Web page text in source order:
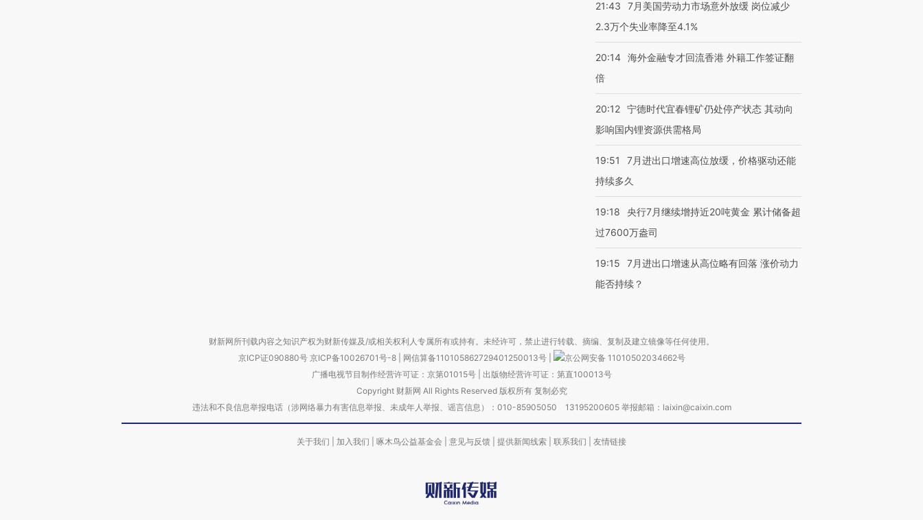
21:43
7月美国劳动力市场意外放缓 岗位减少
2.3万个失业率降至4.1%
20:14 海外金融专才回流香港 外籍工作签证翻
倍
20:12 宁德时代宜春锂矿仍处停产状态 其动向
影响国内锂资源供需格局
19:51
7月进出口增速高位放缓，价格驱动还能
持续多久
19:18
央行7月继续增持近20吨黄金 累计储备超
过7600万盎司
19:15
7月进出口增速从高位略有回落 涨价动力
能否持续？
财新网所刊载内容之知识产权为财新传媒及/或相关权利人专属所有或持有。未经许可，禁止进行转载、摘编、复制及建立镜像等任何使用。
京ICP证090880号 京ICP备10026701号-8 网信算备110105862729401250013号
京公网安备 11010502034662号
广播电视节目制作经营许可证：京第01015号| 出版物经营许可证：第直100013号
Copyright 财新网 All Rights Reserved 版权所有 复制必究
违法和不良信息举报电话（涉网络暴力有害信息举报、未成年人举报、谣言信息）：010-85905050 13195200605 举报邮箱：laixin@caixin.com
关于我们 加入我们 啄木鸟公益基金会 意见与反馈 提供新闻线索 联系我们 友情链接